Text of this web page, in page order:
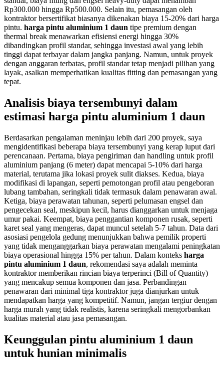
Rp300.000 hingga Rp500.000. Selain itu, pemasangan oleh
kontraktor bersertifikat biasanya dikenakan biaya 15-20% dari harga
pintu. harga pintu aluminium 1 daun tipe premium dengan
thermal break menawarkan efisiensi energi hingga 30%
dibandingkan profil standar, sehingga investasi awal yang lebih
tinggi dapat terbayar dalam jangka panjang. Namun, untuk proyek
dengan anggaran terbatas, profil standar tetap menjadi pilihan yang
layak, asalkan memperhatikan kualitas fitting dan pemasangan yang
tepat.
Analisis biaya tersembunyi dalam
estimasi harga pintu aluminium 1 daun
Berdasarkan pengalaman meninjau lebih dari 200 proyek, saya
mengidentifikasi beberapa biaya tersembunyi yang kerap luput dari
perencanaan. Pertama, biaya pengiriman dan handling untuk profil
aluminium panjang (6 meter) dapat mencapai 5-10% dari harga
material, terutama jika lokasi proyek sulit diakses. Kedua, biaya
modifikasi di lapangan, seperti pemotongan profil atau pengeboran
lubang tambahan, seringkali tidak termasuk dalam penawaran awal.
Ketiga, biaya perawatan tahunan, seperti pelumasan engsel dan
pengecekan seal, meskipun kecil, harus dianggarkan untuk menjaga
umur pakai. Keempat, biaya penggantian komponen rusak, seperti
karet seal yang mengeras, dapat muncul setelah 5-7 tahun. Data dari
asosiasi pengelola gedung menunjukkan bahwa pemilik properti
yang tidak menganggarkan biaya perawatan mengalami peningkatan
biaya operasional hingga 15% per tahun. Dalam konteks harga
pintu aluminium 1 daun, rekomendasi saya adalah meminta
kontraktor memberikan rincian biaya terperinci (Bill of Quantity)
yang mencakup semua komponen dan jasa. Perbandingan
penawaran dari minimal tiga kontraktor juga dianjurkan untuk
mendapatkan harga yang kompetitif. Namun, jangan tergiur dengan
harga murah yang tidak realistis, karena seringkali mengorbankan
kualitas material atau jasa pemasangan.
Keunggulan pintu aluminium 1 daun
untuk hunian minimalis